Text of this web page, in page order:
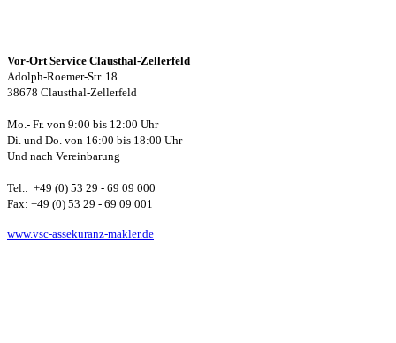
Vor-Ort Service Clausthal-Zellerfeld
Adolph-Roemer-Str. 18
38678 Clausthal-Zellerfeld
Mo.- Fr. von 9:00 bis 12:00 Uhr
Di. und Do. von 16:00 bis 18:00 Uhr
Und nach Vereinbarung
Tel.: +49 (0) 53 29 - 69 09 000
Fax: +49 (0) 53 29 - 69 09 001
www.vsc-assekuranz-makler.de